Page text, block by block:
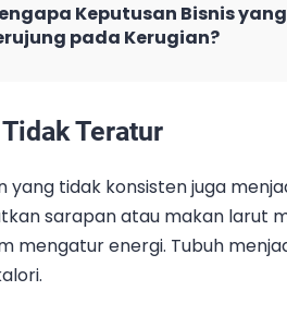
Keputusan Bisnis
pada Kerugian?
Teratur
yang tidak konsisten juga
sarapan atau makan larut
mengatur energi. Tubuh